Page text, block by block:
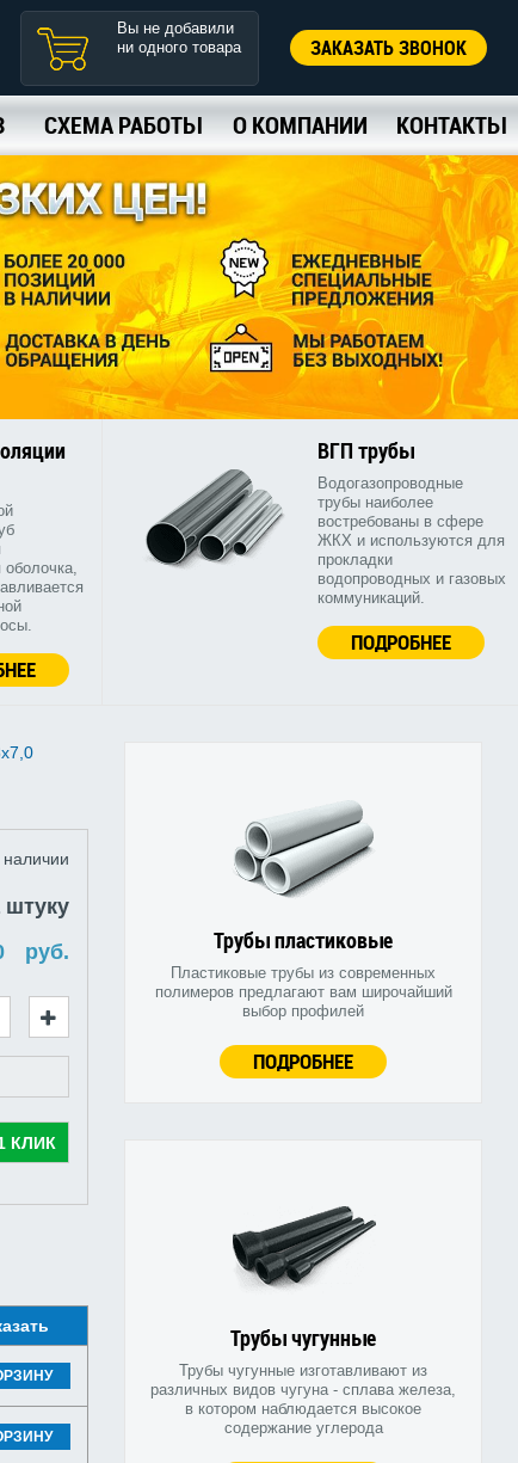
Вы не добавили
ни одного товара
ЗАКАЗАТЬ ЗВОНОК
СХЕМА РАБОТЫ О КОМПАНИИ КОНТАКТЫ
оболочка,
ВГП трубы
Водогазопроводные
трубы наиболее
востребованы в сфере
ЖКХ и используются для
прокладки
водопроводных и газовых
коммуникаций.
ПОДРОБНЕЕ
Трубы пластиковые
Пластиковые трубы из современных
полимеров предлагают вам широчайший
выбор профилей
ПОДРОБНЕЕ
Трубы чугунные
Трубы чугунные изготавливают из
различных видов чугуна - сплава железа,
в котором наблюдается высокое
содержание углерода
наличии
штуку
руб.
КЛИК